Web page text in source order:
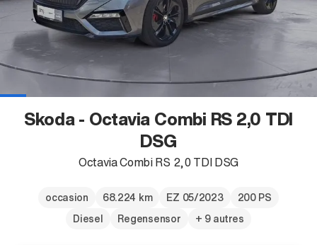
Entreprise & Carrière
Skoda - Octavia Combi RS 2,0 TDI
DSG
Octavia Combi RS 2,0 TDI DSG
occasion 68.224 km EZ 05/2023
200 PS
Diesel
Regensensor + 9 autres